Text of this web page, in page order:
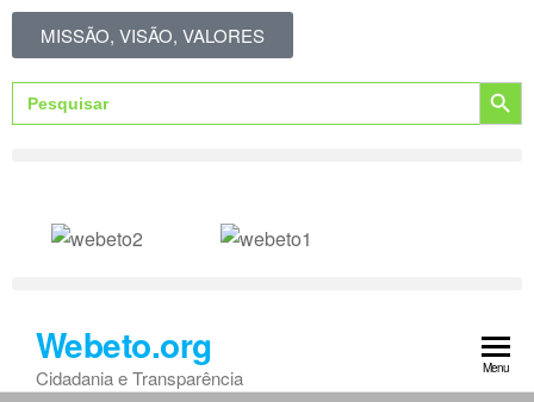
MISSÃO, VISÃO, VALORES
Search
for:
Search Button
Webeto.org
Cidadania e Transparência Menu